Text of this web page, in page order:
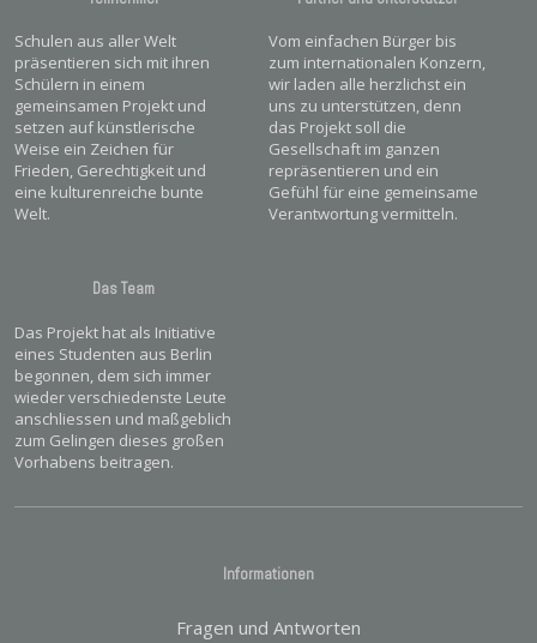
Schulen aus aller Welt
präsentieren sich mit ihren
Schülern in einem
gemeinsamen Projekt und
setzen auf künstlerische
Weise ein Zeichen für
Frieden, Gerechtigkeit und
eine kulturenreiche bunte
Welt.
Vom einfachen Bürger bis
zum internationalen Konzern,
wir laden alle herzlichst ein
uns zu unterstützen, denn
das Projekt soll die
Gesellschaft im ganzen
repräsentieren und ein
Gefühl für eine gemeinsame
Verantwortung vermitteln.
Das Team
Das Projekt hat als Initiative
eines Studenten aus Berlin
begonnen, dem sich immer
wieder verschiedenste Leute
anschliessen und maßgeblich
zum Gelingen dieses großen
Vorhabens beitragen.
Informationen
Fragen und Antworten